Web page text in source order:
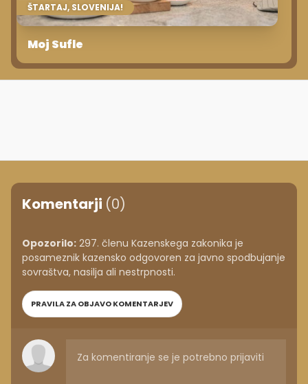
ŠTARTAJ, SLOVENIJA!
Moj Sufle
Komentarji (0)
Opozorilo: 297. členu Kazenskega zakonika je
posameznik kazensko odgovoren za javno spodbujanje
sovraštva, nasilja ali nestrpnosti.
PRAVILA ZA OBJAVO KOMENTARJEV